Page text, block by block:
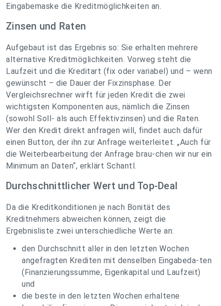
Eingabemaske die Kreditmöglichkeiten an.
Zinsen und Raten
Aufgebaut ist das Ergebnis so: Sie erhalten mehrere
alternative Kreditmöglichkeiten. Vorweg steht die
Laufzeit und die Kreditart (fix oder variabel) und – wenn
gewünscht – die Dauer der Fixzinsphase. Der
Vergleichsrechner wirft für jeden Kredit die zwei
wichtigsten Komponenten aus, nämlich die Zinsen
(sowohl Soll- als auch Effektivzinsen) und die Raten.
Wer den Kredit direkt anfragen will, findet auch dafür
einen Button, der ihn zur Anfrage weiterleitet. „Auch für
die Weiterbearbeitung der Anfrage brau-chen wir nur ein
Minimum an Daten“, erklärt Schantl.
Durchschnittlicher Wert und Top-Deal
Da die Kreditkonditionen je nach Bonität des
Kreditnehmers abweichen können, zeigt die
Ergebnisliste zwei unterschiedliche Werte an:
den Durchschnitt aller in den letzten Wochen
angefragten Krediten mit denselben Eingabeda-ten
(Finanzierungssumme, Eigenkapital und Laufzeit)
und
die beste in den letzten Wochen erhaltene